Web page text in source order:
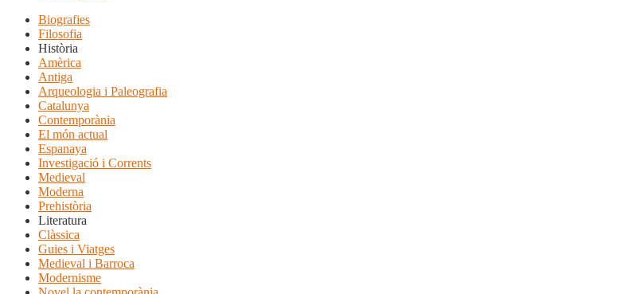
Biografies
Filosofia
Història
Amèrica
Antiga
Arqueologia i Paleografia
Catalunya
Contemporània
El món actual
Espanaya
Investigació i Corrents
Medieval
Moderna
Prehistòria
Literatura
Clàssica
Guies i Viatges
Medieval i Barroca
Modernisme